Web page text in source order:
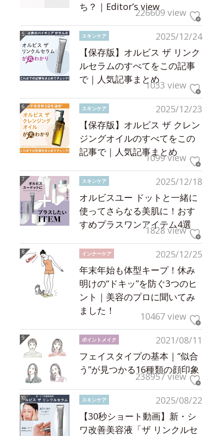
ち？｜Editor’s view226609 view
2025/12/24
スキンケア
【保存版】オルビス ザ リンク
ルセラムのすべてをこの記事
で｜人気記事まとめ1033 view
2025/12/23
スキンケア
【保存版】オルビス ザ クレン
ジングオイルのすべてをこの
記事で｜人気記事まとめ
1099 view
2025/12/18
スキンケア
オルビスユー ドットと一緒に
使ってさらなる美肌に！おす
すめプラスワンアイテム4選
1828 view
2025/12/25
インナーケア
年末年始も体型キープ！休み
明けの“ドキッ”を防ぐ3つのヒ
ント｜美容のプロに聞いてみ
ました！
10467 view
2021/08/11
ポイントメイク
フェイスタイプの基本｜“似合
う”が見つかる16種類の顔印象
238957 view
2025/08/22
スキンケア
【30秒ショート動画】新・シ
ワ改善美容液「ザ リンクルセ